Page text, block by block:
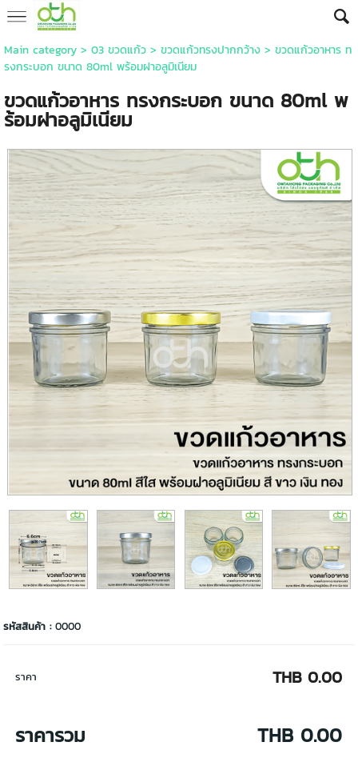
Main category> 03 ขวดแก้ว> ขวดแก้วทรงปากกว้าง> ขวดแก้วอาหาร ท
รงกระบอก ขนาด 80ml พร้อมฝาอลูมิเนียม
ขวดแก้วอาหาร ทรงกระบอก ขนาด 80ml พ
ร้อมฝาอลูมิเนียม
รหัสสินค้า :0000
ราคา THB 0.00
ราคารวม THB 0.00